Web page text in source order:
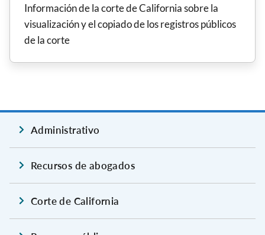
Información de la corte de California sobre la
visualización y el copiado de los registros públicos
de la corte
Administrativo
Recursos de abogados
Corte de California